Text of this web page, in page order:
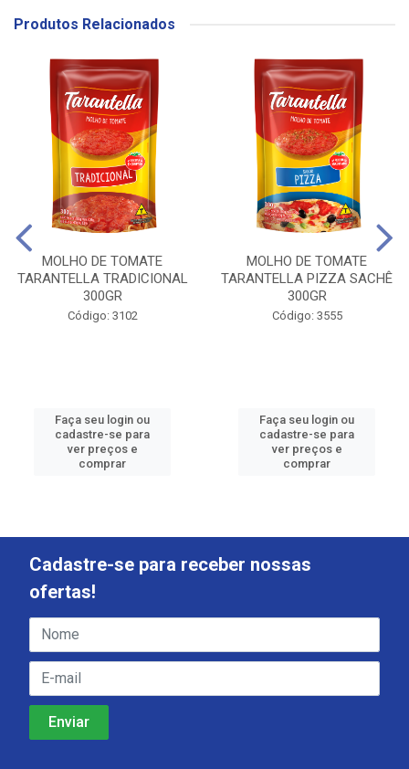
Produtos Relacionados
MOLHO DE TOMATE
TARANTELLA TRADICIONAL
300GR
Código: 3102
Faça seu login ou
cadastre-se para
ver preços e
comprar
MOLHO DE TOMATE
TARANTELLA PIZZA SACHÊ
300GR
Código: 3555
Faça seu login ou
cadastre-se para
ver preços e
comprar
Cadastre-se para receber nossas
ofertas!